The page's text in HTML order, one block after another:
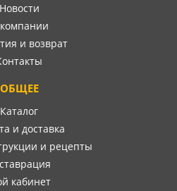
Новости
и возврат
ОБЩЕЕ
Каталог
и доставка
и рецепты
кабинет